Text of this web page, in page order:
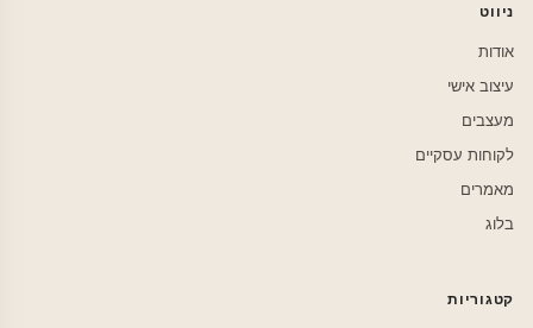
ניווט
אודות
עיצוב אישי
מעצבים
לקוחות עסקיים
מאמרים
בלוג
קטגוריות